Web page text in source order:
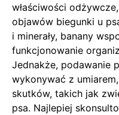
właściwości
objawów biegunki u
i minerały, banany
funkcjonowanie
Jednakże, podawanie
wykonywać z
skutków, takich jak
psa. Najlepiej